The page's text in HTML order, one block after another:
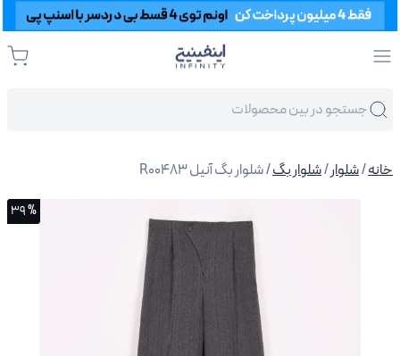
خانه/شلوار/شلوار بگ/ شلوار بگ آنیل R00483
% 39
% 39